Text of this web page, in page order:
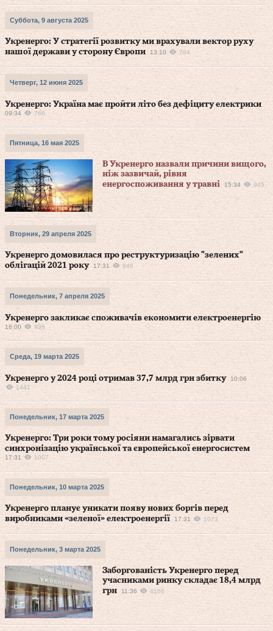
Суббота, 9 августа 2025
Укренерго: У стратегії розвитку ми врахували вектор руху
нашої держави у сторону Європи
13:10 784
Четверг, 12 июня 2025
Укренерго: Україна має пройти літо без дефіциту електрики
09:34 766
Пятница, 16 мая 2025
В Укренерго назвали причини вищого,
ніж зазвичай, рівня
енергоспоживання у травні
15:34 945
Вторник, 29 апреля 2025
Укренерго домовилася про реструктуризацію "зелених"
облігацій 2021 року
17:31 846
Понедельник, 7 апреля 2025
Укренерго закликає споживачів економити електроенергію
18:00 936
Среда, 19 марта 2025
Укренерго у 2024 році отримав 37,7 млрд грн збитку
10:06
1441
Понедельник, 17 марта 2025
Укренерго: Три роки тому росіяни намагались зірвати
синхронізацію української та європейської енергосистем
17:31 1007
Понедельник, 10 марта 2025
Укренерго планує уникати появу нових боргів перед
виробниками «зеленої» електроенергії
17:31 1073
Понедельник, 3 марта 2025
Заборгованість Укренерго перед
учасниками ринку складає 18,4 млрд
грн
11:36 4166